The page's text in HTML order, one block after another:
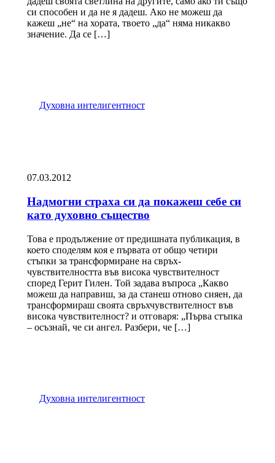
си способен и да не я дадеш. Ако не можеш да
кажеш „не“ на хората, твоето „да“ няма никакво
значение. Да се […]
Духовна интелигентност
07.03.2012
Надмогни страха си да покажеш себе си
като духовно същество
Това е продължение от предишната публикация, в
което споделям коя е първата от общо четири
стъпки за трансформиране на свръх-
чувствителността във висока чувствителност
според Герит Гилен. Той задава въпроса „Какво
можеш да направиш, за да станеш отново сияен, да
трансформираш своята свръхчувствителност във
висока чувствителност? и отговаря: „Първа стъпка
– осъзнай, че си ангел. Разбери, че […]
Духовна интелигентност